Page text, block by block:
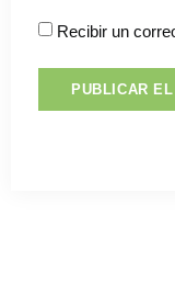
Recibir un